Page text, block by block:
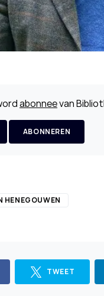
abonneevan
ABONNEREN
HENEGOUWEN
TWEET